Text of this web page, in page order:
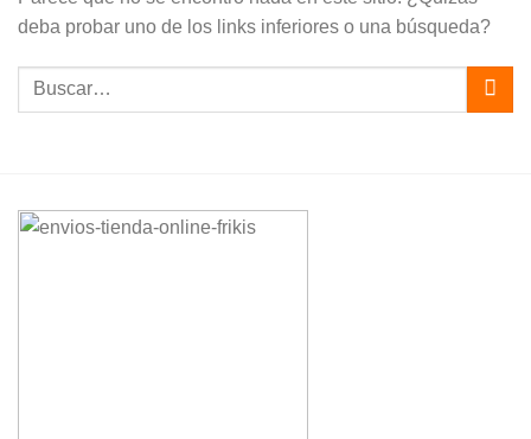
deba probar uno de los links inferiores o una búsqueda?